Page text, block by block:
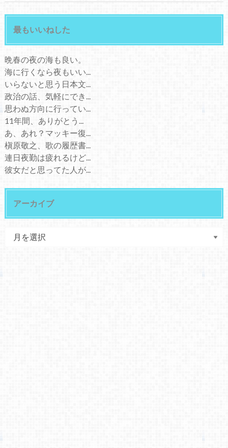
最もいいねした
晩春の夜の海も良い。
海に行くなら夜もいい...
いらないと思う日本文...
政治の話、気軽にでき...
思わぬ方向に行ってい...
11年間、ありがとう...
あ、あれ？マッキー復...
槇原敬之、歌の履歴書...
連日夜勤は疲れるけど...
彼女だと思ってた人が...
アーカイブ